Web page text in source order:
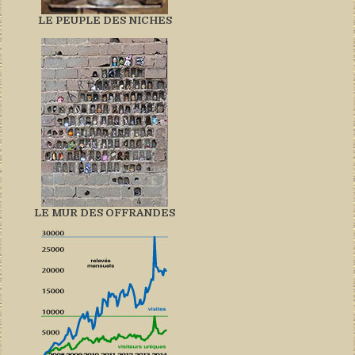
LE PEUPLE DES NICHES
LE MUR DES OFFRANDES